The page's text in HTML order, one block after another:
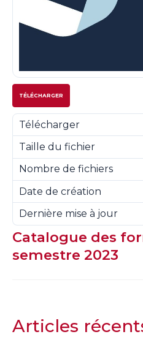
TÉLÉCHARGER
Télécharger
Taille du fichier
Nombre de fichiers
Date de création
Dernière mise à jour
Catalogue des
semestre 2023
Articles